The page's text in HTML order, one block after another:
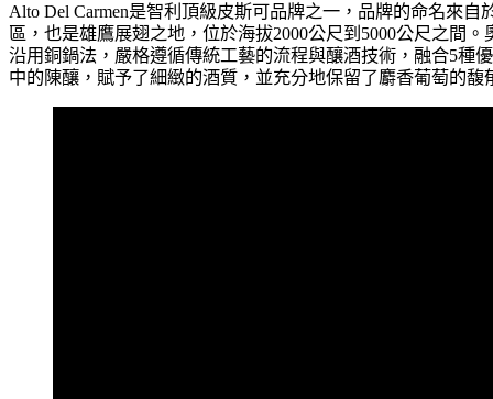
Alto Del Carmen是智利頂級皮斯可品牌之一，品牌的命名來
區，也是雄鷹展翅之地，位於海拔2000公尺到5000公尺之間
沿用銅鍋法，嚴格遵循傳統工藝的流程與釀酒技術，融合5種
中的陳釀，賦予了細緻的酒質，並充分地保留了麝香葡萄的馥